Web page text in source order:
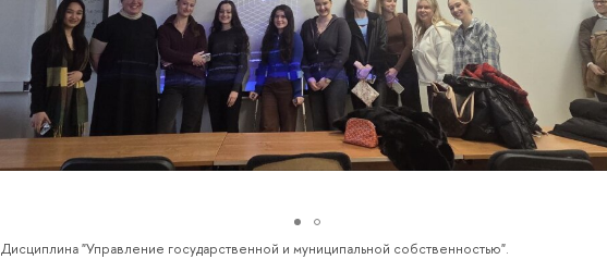
Дисциплина "Управление государственной и муниципальной собственностью".